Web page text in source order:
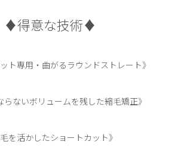
♦︎得意な技術♦︎
ト専用・曲がるラウンドストレート》
らないボリュームを残した縮毛矯正》
毛を活かしたショートカット》